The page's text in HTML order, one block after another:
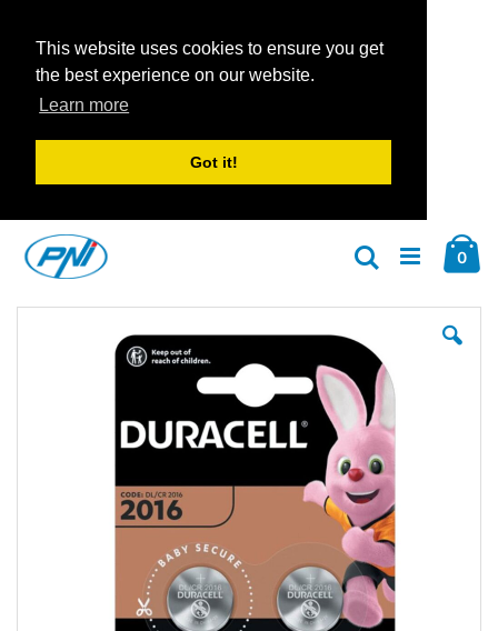
This website uses cookies to ensure you get
the best experience on our website.
Learn more
Got it!
Inhalt
springen
0
Suche